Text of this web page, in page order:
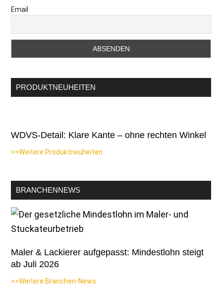
Email
PRODUKTNEUHEITEN
WDVS-Detail: Klare Kante – ohne rechten Winkel
>>Weitere Produktneuheiten
BRANCHENNEWS
Maler & Lackierer aufgepasst: Mindestlohn steigt
ab Juli 2026
>>Weitere Branchen-News